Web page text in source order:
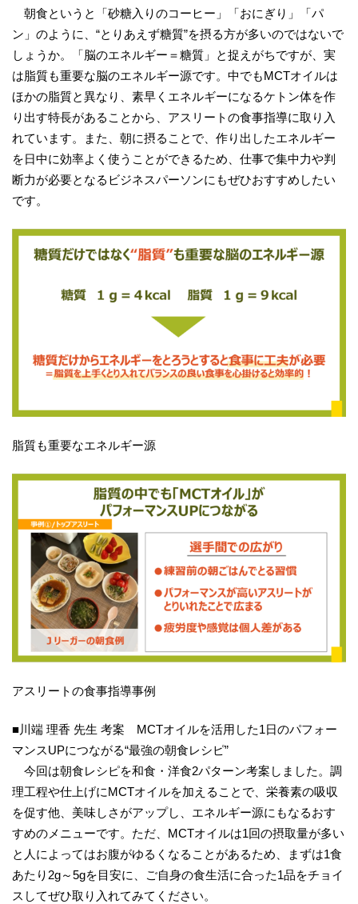
朝食というと「砂糖入りのコーヒー」「おにぎり」「パ
ン」のように、“とりあえず糖質”を摂る方が多いのではないで
しょうか。「脳のエネルギー＝糖質」と捉えがちですが、実
は脂質も重要な脳のエネルギー源です。中でもMCTオイルは
ほかの脂質と異なり、素早くエネルギーになるケトン体を作
り出す特長があることから、アスリートの食事指導に取り入
れています。また、朝に摂ることで、作り出したエネルギー
を日中に効率よく使うことができるため、仕事で集中力や判
断力が必要となるビジネスパーソンにもぜひおすすめしたい
です。
脂質も重要なエネルギー源
アスリートの食事指導事例
■川端 理香 先生 考案 MCTオイルを活用した1日のパフォー
マンスUPにつながる“最強の朝食レシピ”
今回は朝食レシピを和食・洋食2パターン考案しました。調
理工程や仕上げにMCTオイルを加えることで、栄養素の吸収
を促す他、美味しさがアップし、エネルギー源にもなるおす
すめのメニューです。ただ、MCTオイルは1回の摂取量が多い
と人によってはお腹がゆるくなることがあるため、まずは1食
あたり2g～5gを目安に、ご自身の食生活に合った1品をチョイ
スしてぜひ取り入れてみてください。